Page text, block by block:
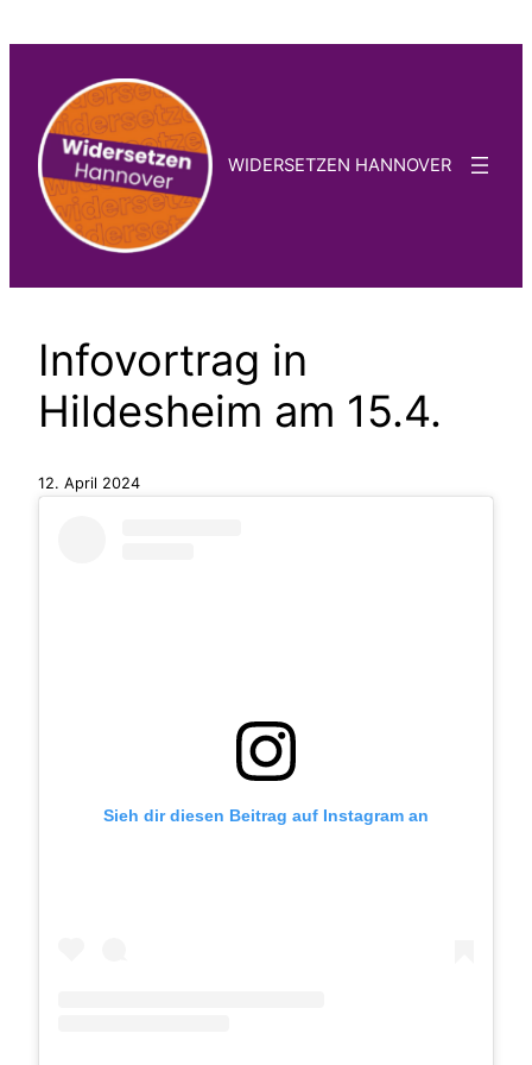
springen
WIDERSETZEN HANNOVER
Infovortrag in
Hildesheim am 15.4.
12. April 2024
Sieh dir diesen Beitrag auf Instagram an